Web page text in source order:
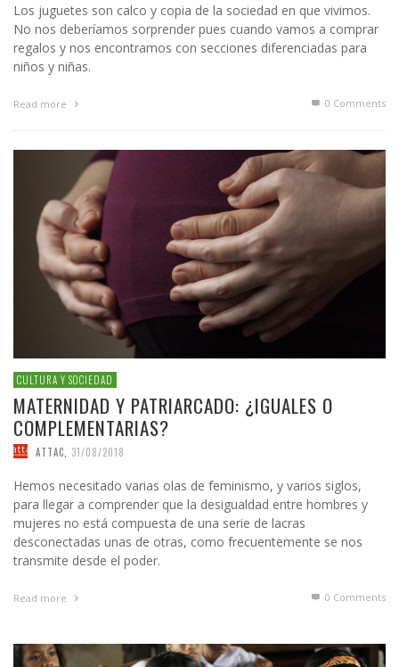
Los juguetes son calco y copia de la sociedad en que vivimos.
No nos deberíamos sorprender pues cuando vamos a comprar
regalos y nos encontramos con secciones diferenciadas para
niños y niñas.
Read more 0 Comments
CULTURA Y SOCIEDAD
MATERNIDAD Y PATRIARCADO: ¿IGUALES O
COMPLEMENTARIAS?
ATTAC 31/08/2018
Hemos necesitado varias olas de feminismo, y varios siglos,
para llegar a comprender que la desigualdad entre hombres y
mujeres no está compuesta de una serie de lacras
desconectadas unas de otras, como frecuentemente se nos
transmite desde el poder.
Read more 0 Comments